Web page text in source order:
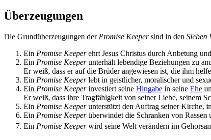
Überzeugungen
Die Grundüberzeugungen der Promise Keepersind in den Sieben
Ein Promise Keeperehrt Jesus Christus durch Anbetung
Ein Promise Keeperunterhält lebendige Beziehungen zu
Er weiß, dass er auf die Brüder angewiesen ist, die ihm
Ein Promise Keeperlebt in geistlicher, moralischer und
Ein Promise Keeperinvestiert seine Hingabe in seine Ehe
Er weiß, dass ihre Trag­fähigkeit von seiner Liebe, seinem
Ein Promise Keeperunterstützt den Auftrag seiner Kirche,
Ein Promise Keeperüberwindet die Schranken von
Ein Promise Keeperwird seine Welt verändern im